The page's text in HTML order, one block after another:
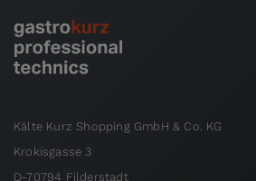
Kälte Kurz Shopping GmbH & Co. KG
Krokisgasse 3
D-70794 Filderstadt